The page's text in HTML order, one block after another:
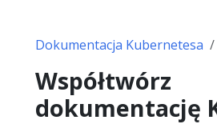
Dokumentacja Kubernetesa
Współtwórz
dokumentację